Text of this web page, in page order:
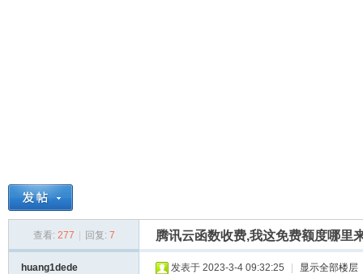
主
查看: 277 回复: 7 腾讯云函数收费,我这免费额度哪里
huang1dede 发表于 2023-3-4 09:32:25 显示全部楼层